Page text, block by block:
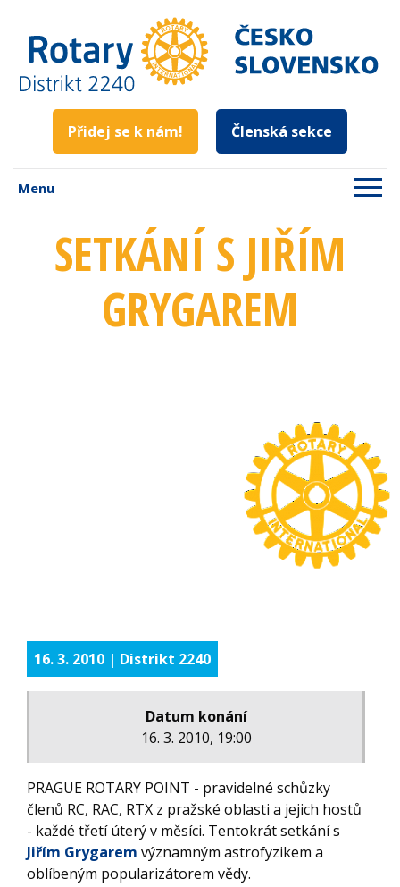
Přidej se k nám! Členská sekce
Menu
SETKÁNÍ S JIŘÍM
GRYGAREM
16. 3. 2010 | Distrikt 2240
Datum konání
16. 3. 2010, 19:00
PRAGUE ROTARY POINT - pravidelné schůzky
členů RC, RAC, RTX z pražské oblasti a jejich hostů
- každé třetí úterý v měsíci. Tentokrát setkání s
Jiřím Grygarem významným astrofyzikem a
oblíbeným popularizátorem vědy.